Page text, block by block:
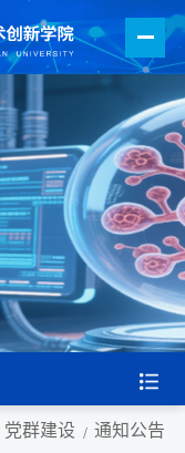
党群建设 通知公告